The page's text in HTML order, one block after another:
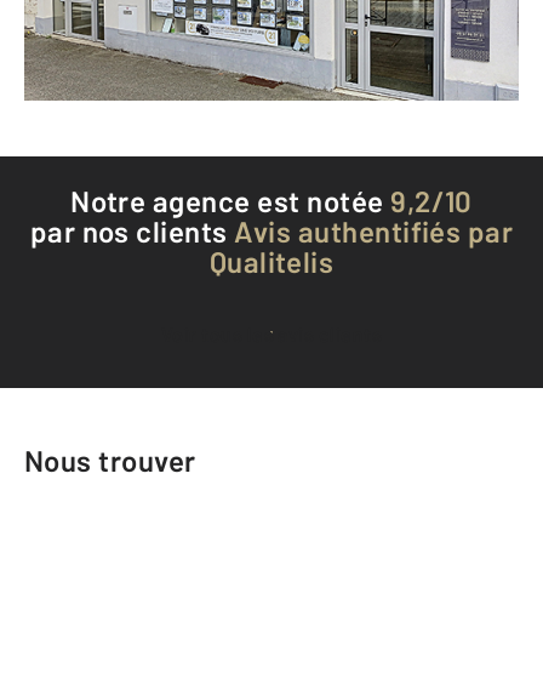
Envoyer un message
Téléphoner à l'agence
Notre agence est notée 9,2/10
par nos clients Avis authentifiés par
Qualitelis
Voir tous les avis clients
Nous trouver